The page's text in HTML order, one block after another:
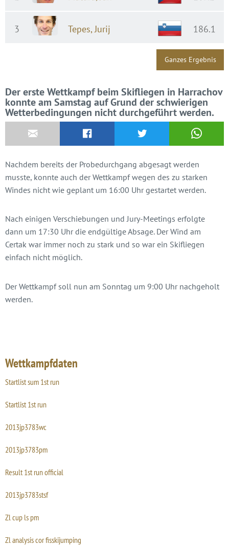
3 Tepes, Jurij 186.1
Ganzes Ergebnis
Der erste Wettkampf beim Skifliegen in Harrachov
konnte am Samstag auf Grund der schwierigen
Wetterbedingungen nicht durchgeführt werden.
Nachdem bereits der Probedurchgang abgesagt werden
musste, konnte auch der Wettkampf wegen des zu starken
Windes nicht wie geplant um 16:00 Uhr gestartet werden.
Nach einigen Verschiebungen und Jury-Meetings erfolgte
dann um 17:30 Uhr die endgültige Absage. Der Wind am
Certak war immer noch zu stark und so war ein Skifliegen
einfach nicht möglich.
Der Wettkampf soll nun am Sonntag um 9:00 Uhr nachgeholt
werden.
Wettkampfdaten
Startlist sum 1st run
Startlist 1st run
2013jp3783wc
2013jp3783pm
Result 1st run official
2013jp3783stsf
Zl cup ls pm
Zl analysis cor fisskijumping